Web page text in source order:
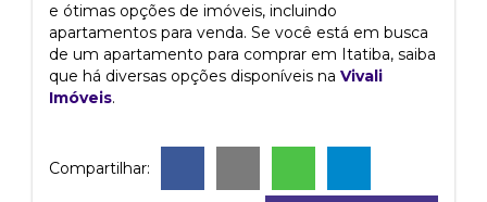
e ótimas opções de imóveis, incluindo
apartamentos para venda. Se você está em busca
de um apartamento para comprar em Itatiba, saiba
que há diversas opções disponíveis na Vivali
Imóveis.
Compartilhar: